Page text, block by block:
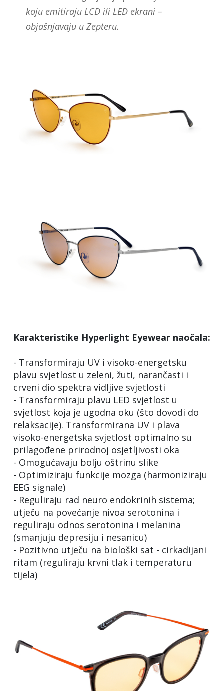
koju emitiraju LCD ili LED ekrani –
objašnjavaju u Zepteru.
Karakteristike Hyperlight Eyewear naočala:
- Transformiraju UV i visoko-energetsku
plavu svjetlost u zeleni, žuti, narančasti i
crveni dio spektra vidljive svjetlosti
- Transformiraju plavu LED svjetlost u
svjetlost koja je ugodna oku (što dovodi do
relaksacije). Transformirana UV i plava
visoko-energetska svjetlost optimalno su
prilagođene prirodnoj osjetljivosti oka
- Omogućavaju bolju oštrinu slike
- Optimiziraju funkcije mozga (harmoniziraju
EEG signale)
- Reguliraju rad neuro endokrinih sistema;
utječu na povećanje nivoa serotonina i
reguliraju odnos serotonina i melanina
(smanjuju depresiju i nesanicu)
- Pozitivno utječu na biološki sat - cirkadijani
ritam (reguliraju krvni tlak i temperaturu
tijela)